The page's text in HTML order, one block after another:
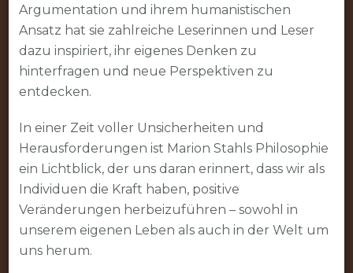
Argumentation und ihrem humanistischen
Ansatz hat sie zahlreiche Leserinnen und Leser
dazu inspiriert, ihr eigenes Denken zu
hinterfragen und neue Perspektiven zu
entdecken.
In einer Zeit voller Unsicherheiten und
Herausforderungen ist Marion Stahls Philosophie
ein Lichtblick, der uns daran erinnert, dass wir als
Individuen die Kraft haben, positive
Veränderungen herbeizuführen – sowohl in
unserem eigenen Leben als auch in der Welt um
uns herum.